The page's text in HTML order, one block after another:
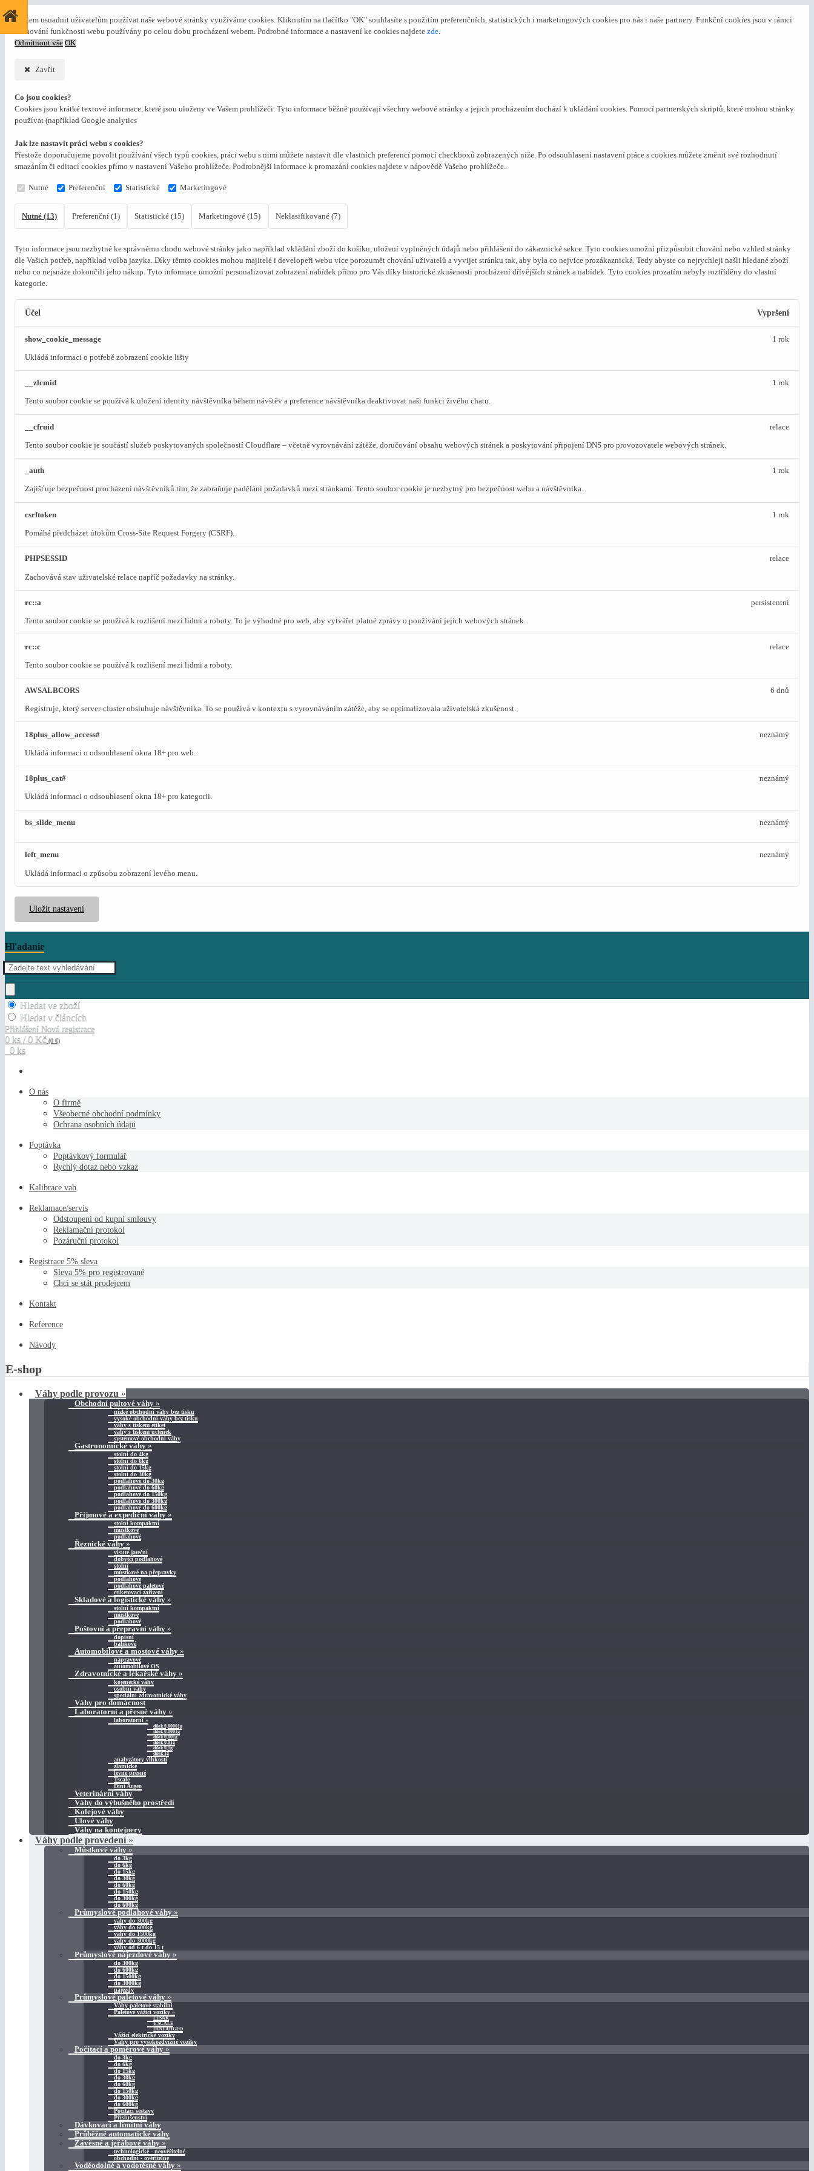
S cílem usnadnit uživatelům používat naše webové stránky využíváme cookies. Kliknutím na tlačítko "OK" souhlasíte s použitím preferenčních, statistických i marketingových cookies pro nás i naše partnery. Funkční cookies jsou v rámci
zachování funkčnosti webu používány po celou dobu procházení webem. Podrobné informace a nastavení ke cookies najdete zde.
Odmítnout vše OK
Zavřít
Co jsou cookies?
Cookies jsou krátké textové informace, které jsou uloženy ve Vašem prohlížeči. Tyto informace běžně používají všechny webové stránky a jejich procházením dochází k ukládání cookies. Pomocí partnerských skriptů, které mohou stránky
používat (například Google analytics
Jak lze nastavit práci webu s cookies?
Přestože doporučujeme povolit používání všech typů cookies, práci webu s nimi můžete nastavit dle vlastních preferencí pomocí checkboxů zobrazených níže. Po odsouhlasení nastavení práce s cookies můžete změnit své rozhodnutí
smazáním či editací cookies přímo v nastavení Vašeho prohlížeče. Podrobnější informace k promazání cookies najdete v nápovědě Vašeho prohlížeče.
Nutné Preferenční Statistické Marketingové
Nutné (13) Preferenční (1) Statistické (15) Marketingové (15) Neklasifikované (7)
Tyto informace jsou nezbytné ke správnému chodu webové stránky jako například vkládání zboží do košíku, uložení vyplněných údajů nebo přihlášení do zákaznické sekce. Tyto cookies umožní přizpůsobit chování nebo vzhled stránky
dle Vašich potřeb, například volba jazyka. Díky těmto cookies mohou majitelé i developeři webu více porozumět chování uživatelů a vyvijet stránku tak, aby byla co nejvíce prozákaznická. Tedy abyste co nejrychleji našli hledané zboží
nebo co nejsnáze dokončili jeho nákup. Tyto informace umožní personalizovat zobrazení nabídek přímo pro Vás díky historické zkušenosti procházení dřívějších stránek a nabídek. Tyto cookies prozatím nebyly roztříděny do vlastní
kategorie.
Účel Vypršení
show_cookie_message
Ukládá informaci o potřebě zobrazení cookie lišty
1 rok
__zlcmid
Tento soubor cookie se používá k uložení identity návštěvníka během návštěv a preference návštěvníka deaktivovat naši funkci živého chatu.
1 rok
__cfruid
Tento soubor cookie je součástí služeb poskytovaných společností Cloudflare – včetně vyrovnávání zátěže, doručování obsahu webových stránek a poskytování připojení DNS pro provozovatele webových stránek.
relace
_auth
Zajišťuje bezpečnost procházení návštěvníků tím, že zabraňuje padělání požadavků mezi stránkami. Tento soubor cookie je nezbytný pro bezpečnost webu a návštěvníka.
1 rok
csrftoken
Pomáhá předcházet útokům Cross-Site Request Forgery (CSRF).
1 rok
PHPSESSID
Zachovává stav uživatelské relace napříč požadavky na stránky.
relace
rc::a
Tento soubor cookie se používá k rozlišení mezi lidmi a roboty. To je výhodné pro web, aby vytvářet platné zprávy o používání jejich webových stránek.
persistentní
rc::c
Tento soubor cookie se používá k rozlišení mezi lidmi a roboty.
relace
AWSALBCORS
Registruje, který server-cluster obsluhuje návštěvníka. To se používá v kontextu s vyrovnáváním zátěže, aby se optimalizovala uživatelská zkušenost.
6 dnů
18plus_allow_access#
Ukládá informaci o odsouhlasení okna 18+ pro web.
neznámý
18plus_cat#
Ukládá informaci o odsouhlasení okna 18+ pro kategorii.
neznámý
bs_slide_menu neznámý
left_menu
Ukládá informaci o způsobu zobrazení levého menu.
neznámý
Uložit nastavení
Hľadanie
Hledat ve zboží
Hledat v článcích
Přihlášení Nová registrace
0 ks / 0 Kč (0 €)
0 ks
O nás
O firmě
Všeobecné obchodní podmínky
Ochrana osobních údajů
Poptávka
Poptávkový formulář
Rychlý dotaz nebo vzkaz
Kalibrace vah
Reklamace/servis
Odstoupení od kupní smlouvy
Reklamační protokol
Pozáruční protokol
Registrace 5% sleva
Sleva 5% pro registrované
Chci se stát prodejcem
Kontakt
Reference
Návody
E-shop
Váhy podle provozu »
Obchodní pultové váhy »
nízké obchodní váhy bez tisku
vysoké obchodní váhy bez tisku
váhy s tiskem etiket
váhy s tiskem účtenek
systémové obchodní váhy
Gastronomické váhy »
stolní do 4kg
stolní do 6kg
stolní do 15kg
stolní do 30kg
podlahové do 30kg
podlahové do 60kg
podlahové do 150kg
podlahové do 300kg
podlahové do 600kg
Příjmové a expediční váhy »
stolní kompaktní
můstkové
podlahové
Řeznické váhy »
visuté jateční
dobytčí podlahové
stolní
můstkové na přepravky
podlahové
podlahové paletové
etiketovací zařízení
Skladové a logistické váhy »
stolní kompaktní
můstkové
podlahové
Poštovní a přepravní váhy »
dopisní
balíkové
Automobilové a mostové váhy »
nápravové
automobilové OS
Zdravotnické a lékařské váhy »
kojenecké váhy
osobní váhy
speciální zdravotnické váhy
Váhy pro domácnost
Laboratorní a přesné váhy »
laboratorní »
dílek 0,00001g
dílek 0,0001g
dílek 0,001g
dílek 0,01g
dílek 0,1g
dílek 1g
analyzátory vlhkosti
zlatnické
levné přesné
Tscale
Dini Argeo
Veterinární váhy
Váhy do výbušného prostředí
Kolejové váhy
Úlové váhy
Váhy na kontejnery
Váhy podle provedení »
Můstkové váhy »
do 3kg
do 6kg
do 15kg
do 30kg
do 60kg
do 150kg
do 300kg
do 600kg
Průmyslové podlahové váhy »
váhy do 300kg
váhy do 600kg
váhy do 1500kg
váhy do 3000kg
váhy od 6 t do 15 t
Průmyslové nájezdové váhy »
do 300kg
do 600kg
do 1500kg
do 3000kg
nájezdy
Průmyslové paletové váhy »
Váhy paletové stabilní
Paletové vážicí vozíky»
LESAK
T-SCALE
DINI ARGEO
Vážicí elektrické vozíky
Váhy pro vysokozdvižné vozíky
Počítací a poměrové váhy »
do 3kg
do 6kg
do 15kg
do 30kg
do 60kg
do 150kg
do 300kg
do 600kg
Počítací sestavy
Příslušenství
Dávkovací a limitní váhy
Průběžné automatické váhy
Závěsné a jeřábové váhy »
technologické - neověřitelné
obchodní - ověřitelné
Voděodolné a vodotěsné váhy »